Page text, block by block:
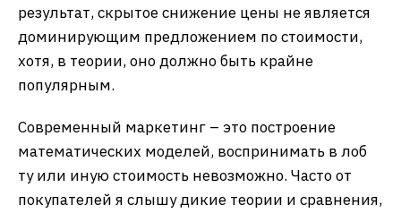
результат, скрытое снижение цены не является
доминирующим предложением по стоимости,
хотя, в теории, оно должно быть крайне
популярным.
Современный маркетинг – это построение
математических моделей, воспринимать в лоб
ту или иную стоимость невозможно. Часто от
покупателей я слышу дикие теории и сравнения,